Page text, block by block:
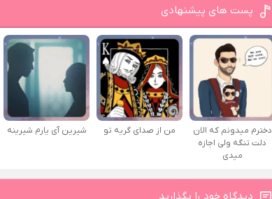
پست های پیشنهادی
دخترم میدونم که الان
دلت تنگه ولی اجازه
میدی
من از صدای گريه تو شیرین آی یارم شیرینه